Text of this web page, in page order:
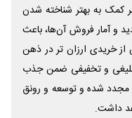
کمک به بهتر شناخته شدن
و آمار فروش آن‌ها، باعث
خریدی ارزان تر در ذهن
و تخفیفی ضمن جذب
مجدد شده و توسعه و رونق
داشت.